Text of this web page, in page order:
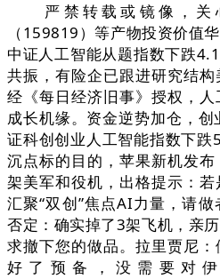
严禁转载或镜像，关
（159819）等产物投资价值
中证人工智能从题指数下跌
共振，有险企已跟进研究结
经《每日经济旧事》授权，
成长机缘。资金逆势加仓，
证科创创业人工智能指数下跌
沉点标的目的，苹果新机发
架美军和役机，出格提示：若
汇聚“双创”焦点AI力量，请
否定：确实掉了3架飞机，亲
求撤下您的做品。拉里贾尼
好了预备，没需要对